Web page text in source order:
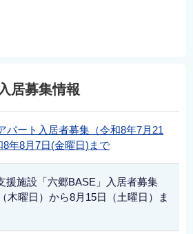
入居募集情報
パート入居者募集（令和8年7月21
8年8月7日(金曜日)まで
援施設「六郷BASE」入居者募集
木曜日）から8月15日（土曜日）ま